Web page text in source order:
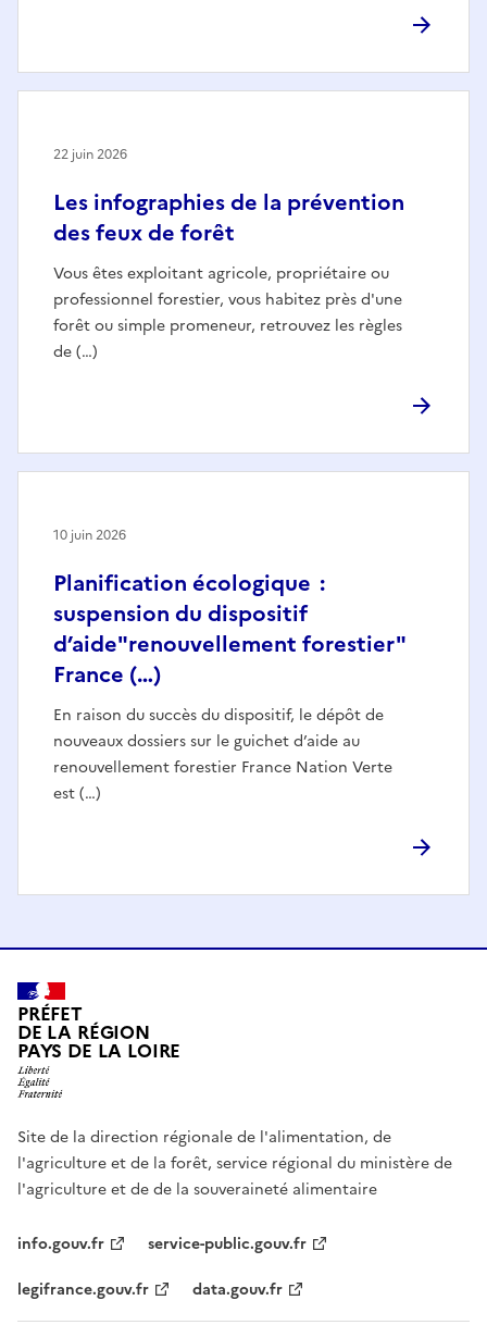
Les infographies de la prévention
des feux de forêt
Vous êtes exploitant agricole, propriétaire ou
professionnel forestier, vous habitez près d'une
forêt ou simple promeneur, retrouvez les règles
de (…)
22 juin 2026
Planification écologique :
suspension du dispositif
d’aide"renouvellement forestier"
France (…)
En raison du succès du dispositif, le dépôt de
nouveaux dossiers sur le guichet d’aide au
renouvellement forestier France Nation Verte
est (…)
10 juin 2026
PRÉFET
DE LA RÉGION
PAYS DE LA LOIRE
Site de la direction régionale de l'alimentation, de
l'agriculture et de la forêt, service régional du ministère de
l'agriculture et de de la souveraineté alimentaire
info.gouv.fr
service-public.gouv.fr
legifrance.gouv.fr
data.gouv.fr